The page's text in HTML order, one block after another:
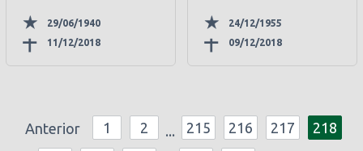
29/06/1940
11/12/2018
24/12/1955
09/12/2018
Anterior 1 2 ... 215 216 217
218